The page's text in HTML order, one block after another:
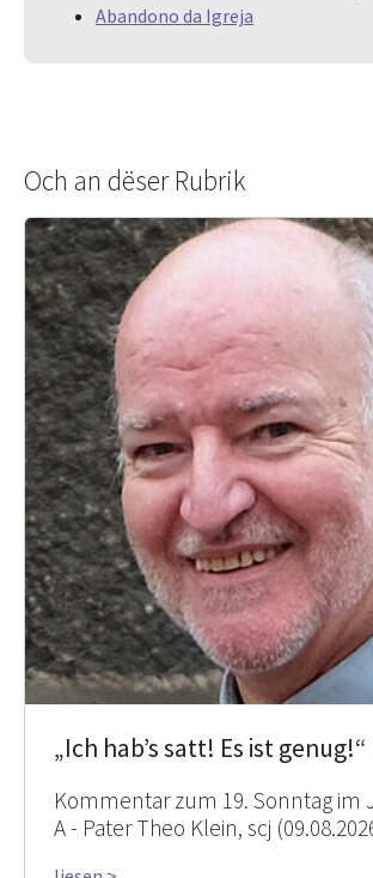
Abandono da Igreja
Och an dëser Rubrik
„Ich hab’s satt! Es ist genug!“
Kommentar zum 19. Sonntag im
A - Pater Theo Klein, scj